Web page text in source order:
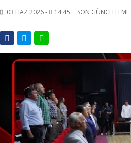
03 HAZ 2026 - 14:45 SON GÜNCELLEME: